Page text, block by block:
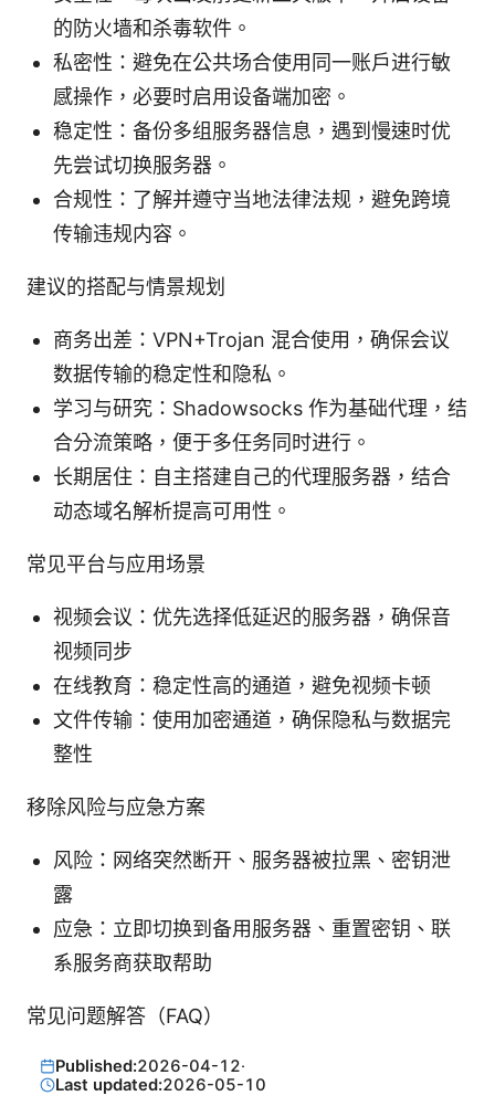
的防火墙和杀毒软件。
私密性：避免在公共场合使用同一账户进行敏
感操作，必要时启用设备端加密。
稳定性：备份多组服务器信息，遇到慢速时优
先尝试切换服务器。
合规性：了解并遵守当地法律法规，避免跨境
传输违规内容。
建议的搭配与情景规划
商务出差：VPN+Trojan 混合使用，确保会议
数据传输的稳定性和隐私。
学习与研究：Shadowsocks 作为基础代理，结
合分流策略，便于多任务同时进行。
长期居住：自主搭建自己的代理服务器，结合
动态域名解析提高可用性。
常见平台与应用场景
视频会议：优先选择低延迟的服务器，确保音
视频同步
在线教育：稳定性高的通道，避免视频卡顿
文件传输：使用加密通道，确保隐私与数据完
整性
移除风险与应急方案
风险：网络突然断开、服务器被拉黑、密钥泄
露
应急：立即切换到备用服务器、重置密钥、联
系服务商获取帮助
常见问题解答（FAQ）
Published:2026-04-12·
Last updated:2026-05-10